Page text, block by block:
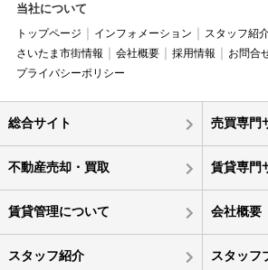
当社について
トップページ インフォメーション スタッフ紹
さいたま市街情報
会社概要 採用情報
お問合
プライバシーポリシー
総合サイト 売買専門
不動産売却・買取 賃貸専門
賃貸管理について 会社概要
スタッフ紹介 スタッフ